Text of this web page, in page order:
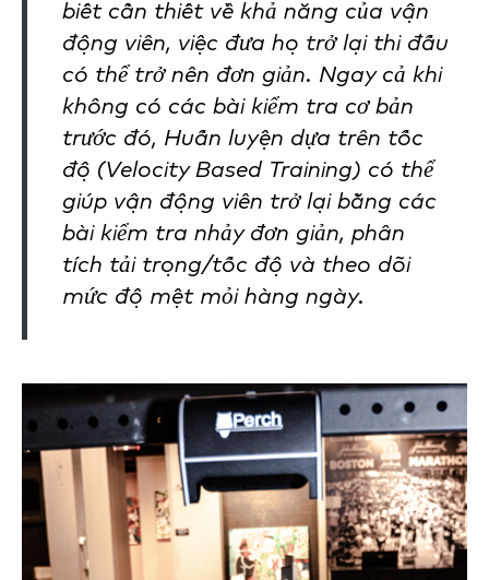
biết cần thiết về khả năng của vận
động viên, việc đưa họ trở lại thi đấu
có thể trở nên đơn giản. Ngay cả khi
không có các bài kiểm tra cơ bản
trước đó, Huấn luyện dựa trên tốc
độ (Velocity Based Training) có thể
giúp vận động viên trở lại bằng các
bài kiểm tra nhảy đơn giản, phân
tích tải trọng/tốc độ và theo dõi
mức độ mệt mỏi hàng ngày.